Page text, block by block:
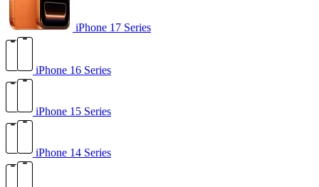
iPhone 17 Series
iPhone 16 Series
iPhone 15 Series
iPhone 14 Series